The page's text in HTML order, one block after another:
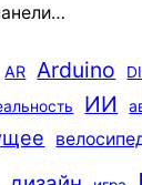
AR Arduino
ИИ